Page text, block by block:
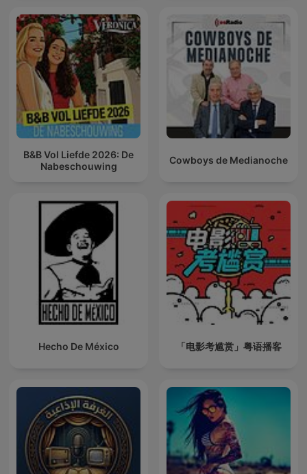
B&B Vol Liefde 2026: De
Nabeschouwing
Cowboys de Medianoche
Hecho De México 「电影考尴赏」粤语播客